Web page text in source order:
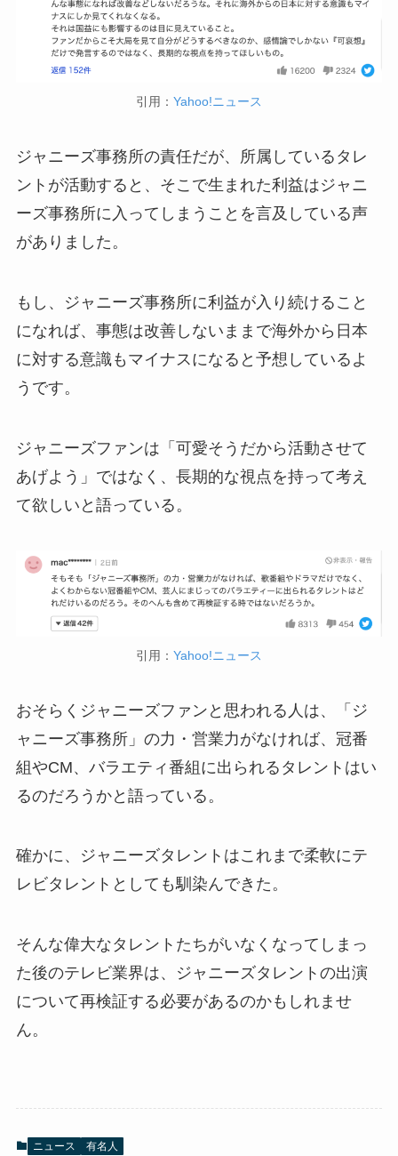
引用： Yahoo!ニュース
ジャニーズ事務所の責任だが、所属しているタレ
ントが活動すると、そこで生まれた利益はジャニ
ーズ事務所に入ってしまうことを言及している声
がありました。
もし、ジャニーズ事務所に利益が入り続けること
になれば、事態は改善しないままで海外から日本
に対する意識もマイナスになると予想しているよ
うです。
ジャニーズファンは「可愛そうだから活動させて
あげよう」ではなく、長期的な視点を持って考え
て欲しいと語っている。
引用： Yahoo!ニュース
おそらくジャニーズファンと思われる人は、「ジ
ャニーズ事務所」の力・営業力がなければ、冠番
組やCM、バラエティ番組に出られるタレントはい
るのだろうかと語っている。
確かに、ジャニーズタレントはこれまで柔軟にテ
レビタレントとしても馴染んできた。
そんな偉大なタレントたちがいなくなってしまっ
た後のテレビ業界は、ジャニーズタレントの出演
について再検証する必要があるのかもしれませ
ん。
ニュース 有名人